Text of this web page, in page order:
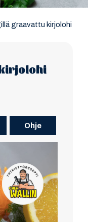
graavattu kirjolohi
Ohje